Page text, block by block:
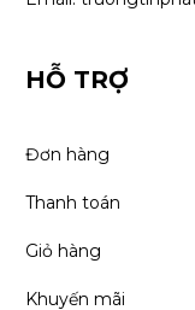
HỖ TRỢ
Đơn hàng
Thanh toán
Giỏ hàng
Khuyến mãi